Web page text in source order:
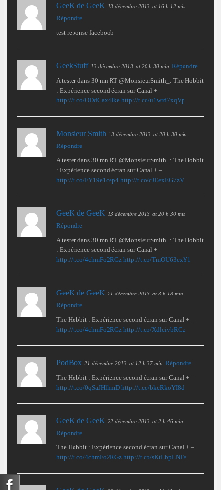
GeeK de GeeK 13 décembre 2013 at 16 h 12 min
Répondre
test reponse faceboob
GeekStuff 13 décembre 2013 at 20 h 30 min Répondre
A tester dans 30 mn RT @MonsieurSmith_: The Hobbit
: Expérience second écran sur Canal + –
http://t.co/ODdCax4Ike http://t.co/u1wrd7xqVp
Monsieur Smith 13 décembre 2013 at 20 h 30 min
Répondre
A tester dans 30 mn RT @MonsieurSmith_: The Hobbit
: Expérience second écran sur Canal + –
http://t.co/FY19e1cep4 http://t.co/cJEexEG7zV
GeeK de GeeK 13 décembre 2013 at 20 h 30 min
Répondre
A tester dans 30 mn RT @MonsieurSmith_: The Hobbit
: Expérience second écran sur Canal + –
http://t.co/4chmFo2RGz http://t.co/TmOU63exY1
GeeK de GeeK 21 décembre 2013 at 3 h 18 min
Répondre
The Hobbit : Expérience second écran sur Canal + –
http://t.co/4chmFo2RGz http://t.co/XdlcivbRCz
PodBox 21 décembre 2013 at 12 h 37 min Répondre
The Hobbit : Expérience second écran sur Canal + –
http://t.co/0qSaJHlhmD http://t.co/bkcRkoYI8d
GeeK de GeeK 22 décembre 2013 at 2 h 46 min
Répondre
The Hobbit : Expérience second écran sur Canal + –
http://t.co/4chmFo2RGz http://t.co/sKtLbpLNFe